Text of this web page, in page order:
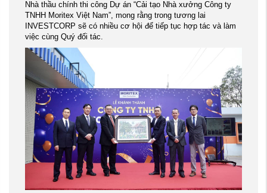
Nhà thầu chính thi công Dự án “Cải tạo Nhà xưởng Công ty
TNHH Moritex Việt Nam”, mong rằng trong tương lai
INVESTCORP sẽ có nhiều cơ hội để tiếp tục hợp tác và làm
việc cùng Quý đối tác.